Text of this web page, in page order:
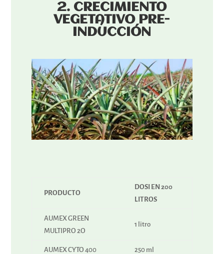
2. CRECIMIENTO
VEGETATIVO PRE-
INDUCCIÓN
PRODUCTO
DOSI EN 200
LITROS
AUMEX GREEN
MULTIPRO 2O
1 litro
AUMEX CYTO 400 250 ml